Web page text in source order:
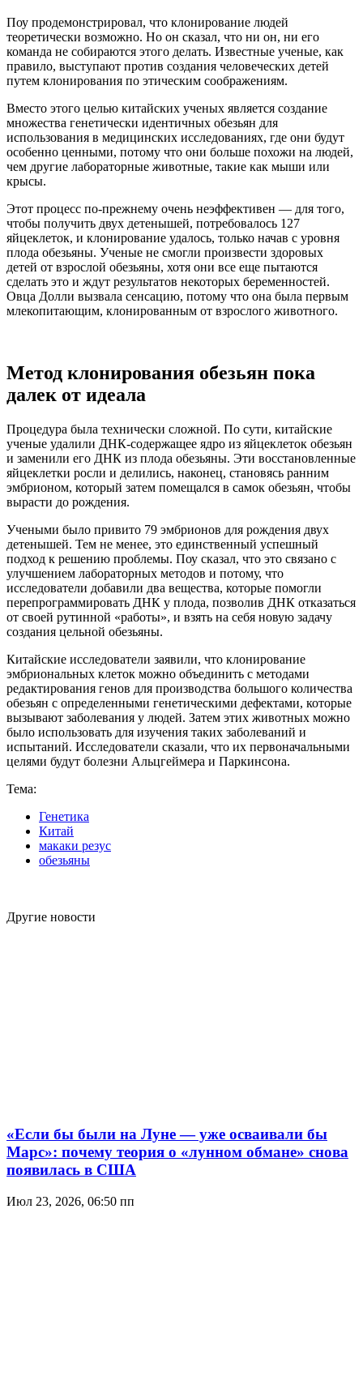
Поу продемонстрировал, что клонирование людей
теоретически возможно. Но он сказал, что ни он, ни его
команда не собираются этого делать. Известные ученые, как
правило, выступают против создания человеческих детей
путем клонирования по этическим соображениям.
Вместо этого целью китайских ученых является создание
множества генетически идентичных обезьян для
использования в медицинских исследованиях, где они будут
особенно ценными, потому что они больше похожи на людей,
чем другие лабораторные животные, такие как мыши или
крысы.
Этот процесс по-прежнему очень неэффективен — для того,
чтобы получить двух детенышей, потребовалось 127
яйцеклеток, и клонирование удалось, только начав с уровня
плода обезьяны. Ученые не смогли произвести здоровых
детей от взрослой обезьяны, хотя они все еще пытаются
сделать это и ждут результатов некоторых беременностей.
Овца Долли вызвала сенсацию, потому что она была первым
млекопитающим, клонированным от взрослого животного.
Метод клонирования обезьян пока
далек от идеала
Процедура была технически сложной. По сути, китайские
ученые удалили ДНК-содержащее ядро из яйцеклеток обезьян
и заменили его ДНК из плода обезьяны. Эти восстановленные
яйцеклетки росли и делились, наконец, становясь ранним
эмбрионом, который затем помещался в самок обезьян, чтобы
вырасти до рождения.
Учеными было привито 79 эмбрионов для рождения двух
детенышей. Тем не менее, это единственный успешный
подход к решению проблемы. Поу сказал, что это связано с
улучшением лабораторных методов и потому, что
исследователи добавили два вещества, которые помогли
перепрограммировать ДНК у плода, позволив ДНК отказаться
от своей рутинной «работы», и взять на себя новую задачу
создания цельной обезьяны.
Китайские исследователи заявили, что клонирование
эмбриональных клеток можно объединить с методами
редактирования генов для производства большого количества
обезьян с определенными генетическими дефектами, которые
вызывают заболевания у людей. Затем этих животных можно
было использовать для изучения таких заболеваний и
испытаний. Исследователи сказали, что их первоначальными
целями будут болезни Альцгеймера и Паркинсона.
Тема:
Генетика
Китай
макаки резус
обезьяны
Другие новости
«Если бы были на Луне — уже осваивали бы
Марс»: почему теория о «лунном обмане» снова
появилась в США
Июл 23, 2026, 06:50 пп